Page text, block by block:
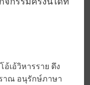
จกรรมครั้งนี้ได้ที่
เอ้วิหารราย ดึง
าณ อนุรักษ์ภาษา